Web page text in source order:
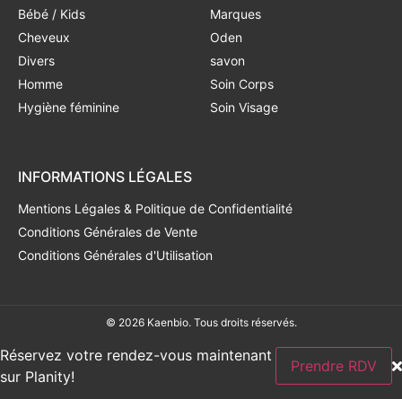
Bébé / Kids
Cheveux
Divers
Homme
Hygiène féminine
Marques
Oden
savon
Soin Corps
Soin Visage
INFORMATIONS LÉGALES
Mentions Légales & Politique de Confidentialité
Conditions Générales de Vente
Conditions Générales d'Utilisation
© 2026 Kaenbio. Tous droits réservés.
Réservez votre rendez-vous maintenant
sur Planity!
Prendre RDV